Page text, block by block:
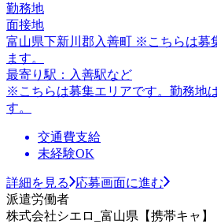
勤務地
面接地
富山県下新川郡入善町 ※こちらは募
ます。
最寄り駅：入善駅など
※こちらは募集エリアです。勤務地
す。
交通費支給
未経験OK
詳細を見る
応募画面に進む
派遣労働者
株式会社シエロ_富山県【携帯キャ